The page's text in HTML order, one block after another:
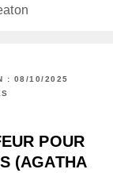
: 08/10/2025
POUR
(AGATHA